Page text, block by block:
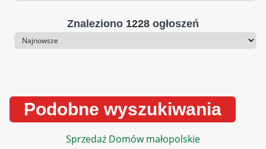
Znaleziono 1228 ogłoszeń
Sortowanie
Podobne wyszukiwania
Sprzedaż Domów małopolskie